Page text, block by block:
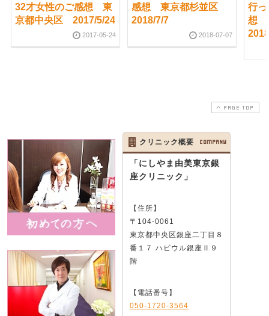
32才女性のご感想 東
京都中央区 2017/5/24
2017-05-24
感想 東京都杉並区
2018/7/7
2018-07-07
行
想
PAGE TOP
クリニック概要 COMPANY
「にしやま由美東京銀
座クリニック」
【住所】
〒104-0061
東京都中央区銀座二丁目８
番１７ ハビウル銀座Ⅱ９
階
【電話番号】
050-1720-3564